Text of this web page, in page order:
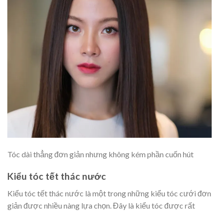
Tóc dài thẳng đơn giản nhưng không kém phần cuốn hút
Kiểu tóc tết thác nước
Kiểu tóc tết thác nước là một trong những kiểu tóc cưới đơn
giản được nhiều nàng lựa chọn. Đây là kiểu tóc được rất